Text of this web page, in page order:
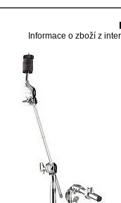
Informace o zboží z